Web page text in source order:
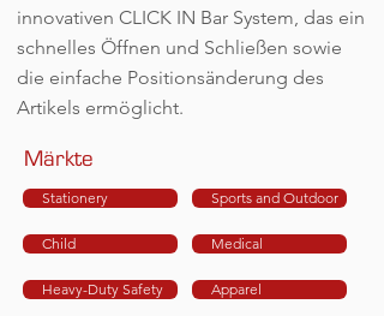
innovativen CLICK IN Bar System, das ein
schnelles Öffnen und Schließen sowie
die einfache Positionsänderung des
Artikels ermöglicht.
Märkte
Stationery
Child
Heavy-Duty Safety
Sports and Outdoor
Medical
Apparel